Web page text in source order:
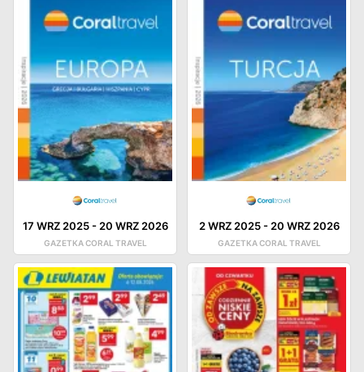
17 WRZ 2025- 20 WRZ 2026
GAZETKA CORAL TRAVEL
2 WRZ 2025- 20 WRZ 2026
GAZETKA CORAL TRAVEL